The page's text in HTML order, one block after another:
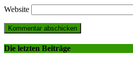
Website
Die letzten Beiträge